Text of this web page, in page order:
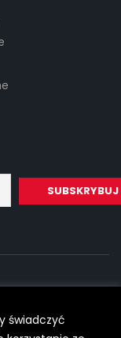
świadczyć
biegania